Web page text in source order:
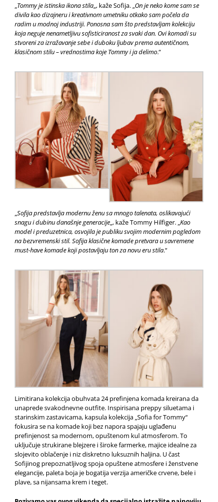
„Tommy je istinska ikona stila„, kaže Sofija. „On je neko kome sam se
divila kao dizajneru i kreativnom umetniku otkako sam počela da
radim u modnoj industriji. Ponosna sam što predstavljam kolekciju
koja neguje nenametljivu sofisticiranost za svaki dan. Ovi komadi su
stvoreni za izražavanje sebe i duboku ljubav prema autentičnom,
klasičnom stilu – vrednostima koje Tommy i ja delimo.“
„Sofija predstavlja modernu ženu sa mnogo talenata, oslikavajući
snagu i dubinu današnje generacije„, kaže Tommy Hilfiger. „Kao
model i preduzetnica, osvojila je publiku svojim modernim pogledom
na bezvremenski stil. Sofija klasične komade pretvara u savremene
must-have komade koji postavljaju ton za novu eru stila.“
Limitirana kolekcija obuhvata 24 prefinjena komada kreirana da
unaprede svakodnevne outfite. Inspirisana preppy siluetama i
starinskim zastavicama, kapsula kolekcija „Sofia for Tommy“
fokusira se na komade koji bez napora spajaju uglađenu
prefinjenost sa modernom, opuštenom kul atmosferom. To
uključuje strukirane blejzere i široke farmerke, majice idealne za
slojevito oblačenje i niz diskretno luksuznih haljina. U čast
Sofijinog prepoznatljivog spoja opuštene atmosfere i ženstvene
elegancije, paleta boja je bogatija verzija američke crvene, bele i
plave, sa nijansama krem i teget.